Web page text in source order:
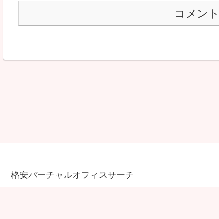
コメン
格安バーチャルオフィスサーチ